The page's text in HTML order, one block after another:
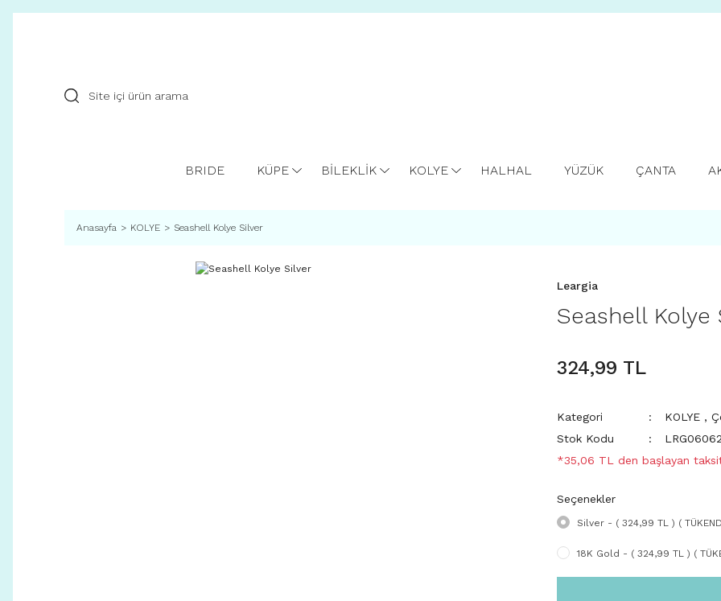
BRIDE KÜPE BİLEKLİK KOLYE HALHAL YÜZÜK ÇANTA
Anasayfa KOLYE Seashell Kolye Silver
Leargia
Seashell Kolye
324,99 TL
Kategori KOLYE ,
Stok Kodu
*35,06 TL den başlayan
Seçenekler
Silver - ( 324,99 TL ) (
18K Gold - ( 324,99 TL ) (